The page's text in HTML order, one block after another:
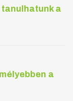
tanulhatunk a
a